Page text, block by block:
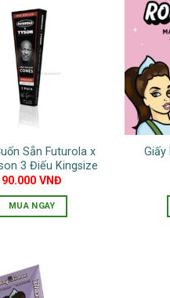
Sẵn Futurola x
3 Điếu Kingsize
90.000VNĐ
MUA NGAY
Giấy